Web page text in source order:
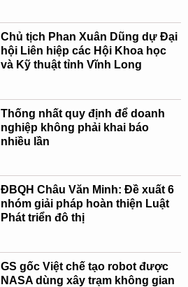
Chủ tịch Phan Xuân Dũng dự Đại
hội Liên hiệp các Hội Khoa học
và Kỹ thuật tỉnh Vĩnh Long
Thống nhất quy định để doanh
nghiệp không phải khai báo
nhiều lần
ĐBQH Châu Văn Minh: Đề xuất 6
nhóm giải pháp hoàn thiện Luật
Phát triển đô thị
GS gốc Việt chế tạo robot được
NASA dùng xây trạm không gian